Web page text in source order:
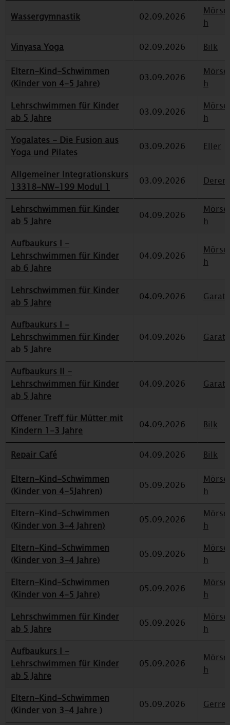
Wassergymnastik 02.09.2026
h
Vinyasa Yoga
02.09.2026
Bilk
Eltern-Kind-Schwimmen
(Kinder von 4-5 Jahre)
03.09.2026
h
Lehrschwimmen für Kinder
ab 5 Jahre
03.09.2026
h
Yogalates - Die Fusion aus
Yoga und Pilates
03.09.2026 Eller
Allgemeiner Integrationskurs
13318-NW-199 Modul 1
03.09.2026
Lehrschwimmen für Kinder
ab 5 Jahre
04.09.2026
h
Aufbaukurs I -
Lehrschwimmen für Kinder
ab 6 Jahre
04.09.2026
h
Lehrschwimmen für Kinder
ab 5 Jahre
04.09.2026 Garath
Aufbaukurs I -
Lehrschwimmen für Kinder
ab 5 Jahre
04.09.2026 Garath
Aufbaukurs II -
Lehrschwimmen für Kinder
ab 5 Jahre
04.09.2026 Garath
Offener Treff für Mütter mit
Kindern 1-3 Jahre
04.09.2026 Bilk
Repair Café 04.09.2026
Bilk
Eltern-Kind-Schwimmen
(Kinder von 4-5Jahren)
05.09.2026
h
Eltern-Kind-Schwimmen
(Kinder von 3-4 Jahren)
05.09.2026
h
Eltern-Kind-Schwimmen
(Kinder von 3-4 Jahre)
05.09.2026
h
Eltern-Kind-Schwimmen
(Kinder von 4-5 Jahre)
05.09.2026
h
Lehrschwimmen für Kinder
ab 5 Jahre
05.09.2026
h
Aufbaukurs I -
Lehrschwimmen für Kinder
ab 5 Jahre
05.09.2026
h
Eltern-Kind-Schwimmen
(Kinder von 3-4 Jahre )
05.09.2026